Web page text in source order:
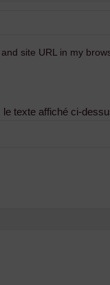
site URL in my
le texte affiché ci-